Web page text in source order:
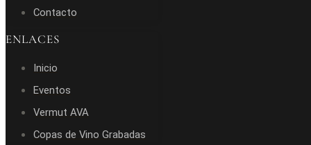
Contacto
ENLACES
Inicio
Eventos
Vermut AVA
Copas de Vino Grabadas